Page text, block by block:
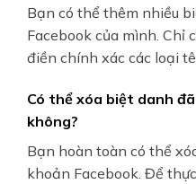
Bạn có thể thêm nhiều
Facebook của mình. Chỉ
điền chính xác các loại
Có thể xóa biệt danh
không?
Bạn hoàn toàn có thể
khoản Facebook. Để